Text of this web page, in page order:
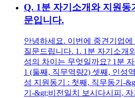
Q. 1분 자기소개와 지원동
문입니다.
안녕하세요. 이번에 중견기업
질문드립니다. 1. 1분 자기소개
성의 차이는 무엇일까요? 1분
1 (둘째, 직무역량2) 셋째, 인성
성 지원동기 : 첫째, 직무동기-
기-&gt;비전일치 보시다시피,